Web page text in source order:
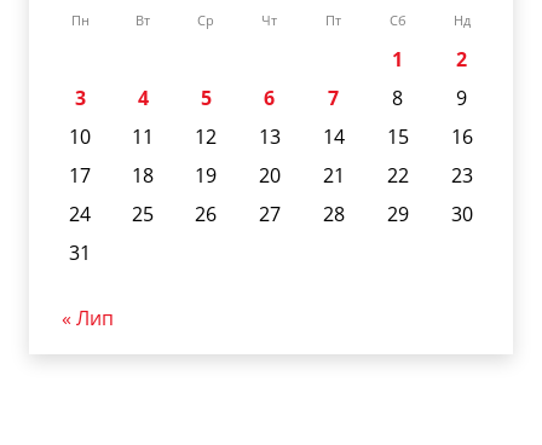
Пн Вт Ср Чт Пт Сб Нд
1
2
3
4 5 6 7 8
9
10
11 12 13 14 15
16
17
18 19 20 21 22
23
24
25 26 27 28 29
30
31
« Лип